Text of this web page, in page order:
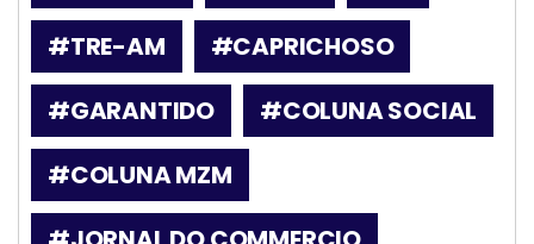
#TRE-AM
#CAPRICHOSO
#GARANTIDO
#COLUNA SOCIAL
#COLUNA MZM